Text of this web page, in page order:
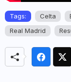
Tags: Celta
Real Madrid